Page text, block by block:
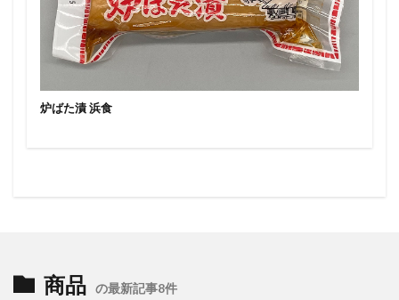
炉ばた漬 浜食
商品 の最新記事8件